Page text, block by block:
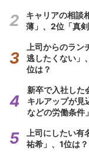
キャリアの相談
薄」、2位「真
上司からのラ
逃したくない」
位は？
新卒で入社し
キルアップが見
などの労働条件
上司にしたい
祐希」、1位は？